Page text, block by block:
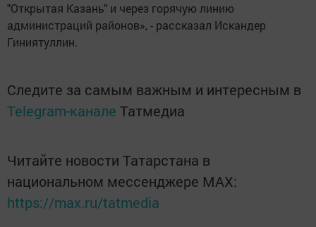
"Открытая Казань" и через горячую линию
администраций районов», - рассказал Искандер
Гиниятуллин.
Следите за самым важным и интересным в
Telegram-канале Татмедиа
Читайте новости Татарстана в
национальном мессенджере MАХ:
https://max.ru/tatmedia